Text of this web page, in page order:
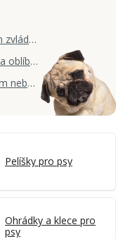
Jak nejlépe pomoci psům a kočkám zvládnout horké letní dny
Léto se zvířetem? S klidem, vodou a oblíbenou hračkou
Cestujeme se psem - autem, vlakem nebo letadlem?
Pelíšky pro psy
Ohrádky a klece pro
psy